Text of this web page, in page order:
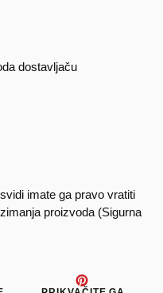
dostavljaču
imate ga pravo vratiti
proizvoda (Sigurna
TWEETAJTE